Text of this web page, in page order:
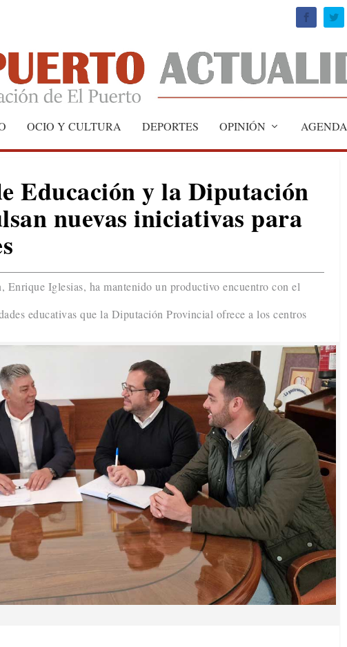
OCIO Y CULTURA DEPORTES OPINIÓN AGENDA
Educación y la Diputación
nuevas iniciativas para
Enrique Iglesias, ha mantenido un productivo encuentro con el
educativas que la Diputación Provincial ofrece a los centros